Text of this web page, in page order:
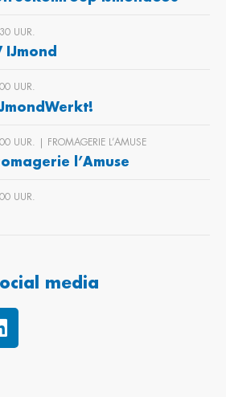
UUR.
UUR.
| FROMAGERIE L’AMUSE
l’Amuse
UUR.
media